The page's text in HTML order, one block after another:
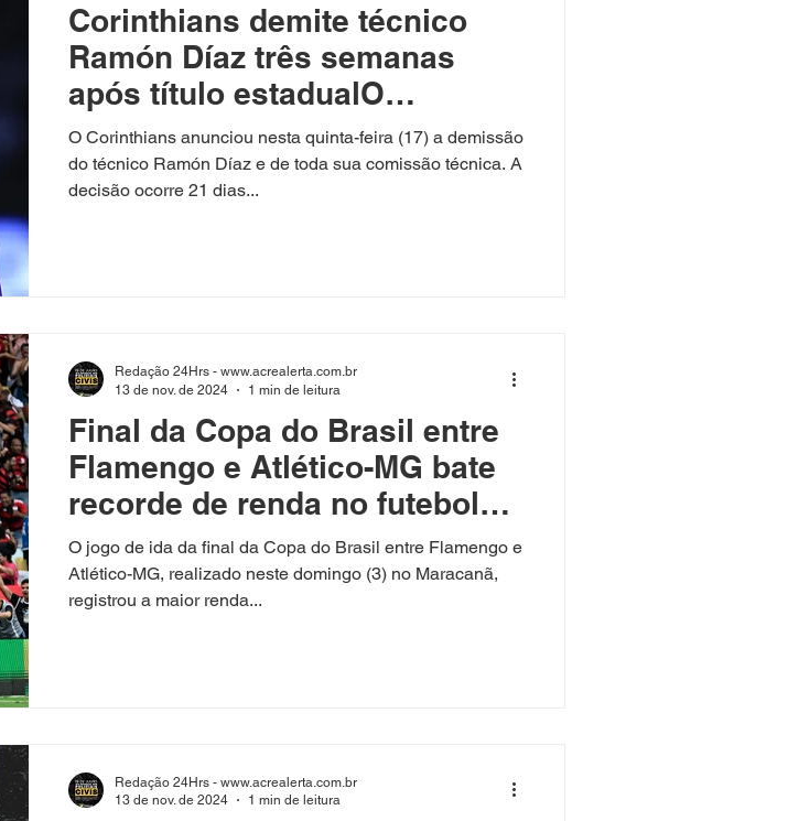
Corinthians demite técnico
Ramón Díaz três semanas
após título estadualO
Corinthians anunciou nesta
quinta-feira (17) a demissão
do técnico Ramón Díaz e de
O Corinthians anunciou nesta quinta-feira (17) a demissão
do técnico Ramón Díaz e de toda sua comissão técnica. A
decisão ocorre 21 dias...
Final da Copa do Brasil entre
Flamengo e Atlético-MG bate
recorde de renda no futebol
brasileiro
O jogo de ida da final da Copa do Brasil entre Flamengo e
Atlético-MG, realizado neste domingo (3) no Maracanã,
registrou a maior renda...
Redação 24Hrs - www.acrealerta.com.br
13 de nov. de 2024
1 min de leitura
Redação 24Hrs - www.acrealerta.com.br
13 de nov. de 2024
1 min de leitura